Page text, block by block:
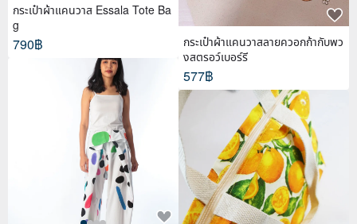
กระเป๋าผ้าแคนวาส Essala Tote Ba
g
790฿
กระเป๋าผ้าแคนวาสลายควอกก้ากับพว
งสตรอว์เบอร์รี
577฿